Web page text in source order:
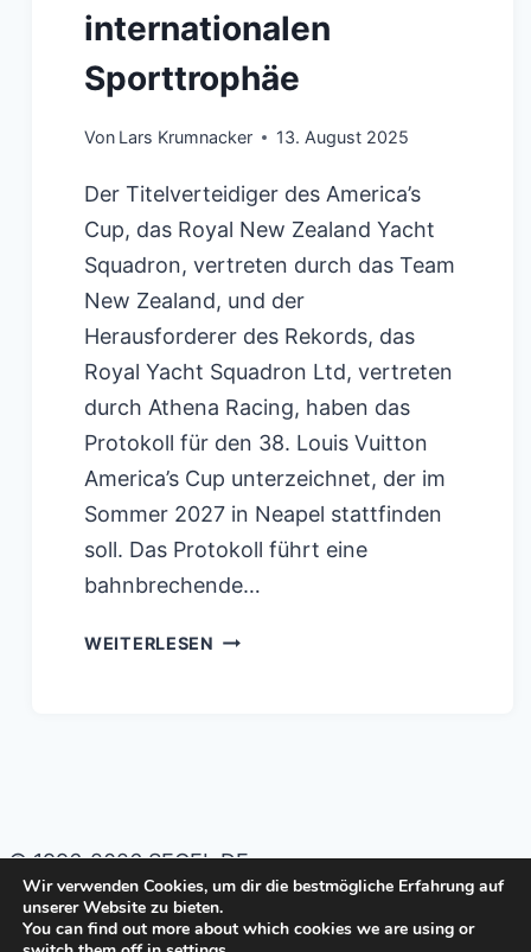
internationalen
Sporttrophäe
Von Lars Krumnacker 13. August 2025
Der Titelverteidiger des America’s
Cup, das Royal New Zealand Yacht
Squadron, vertreten durch das Team
New Zealand, und der
Herausforderer des Rekords, das
Royal Yacht Squadron Ltd, vertreten
durch Athena Racing, haben das
Protokoll für den 38. Louis Vuitton
America’s Cup unterzeichnet, der im
Sommer 2027 in Neapel stattfinden
soll. Das Protokoll führt eine
bahnbrechende…
WEITERLESEN 38.
DAS
PROTOKOLL
ENTHÜLLT
© 1996-2026 SEGEL.DE
Impressum Datenschutzerklärung
Wir verwenden Cookies, um dir die bestmögliche Erfahrung auf
unserer Website zu bieten.
You can find out more about which cookies we are using or